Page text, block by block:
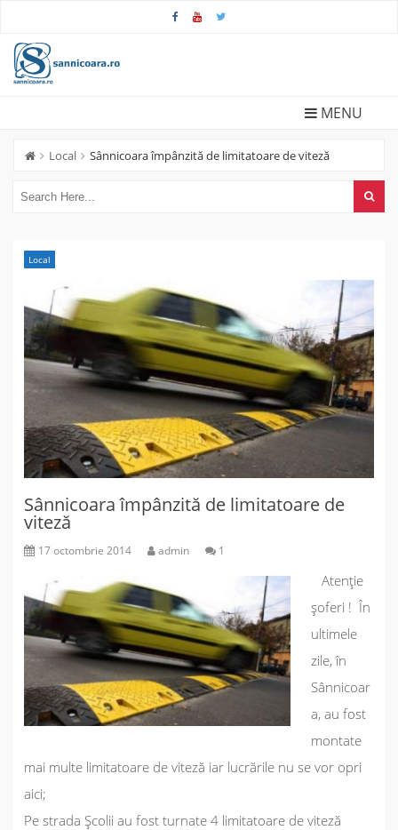
MENU
Local Sânnicoara împânzită de limitatoare de viteză
Local
Sânnicoara împânzită de limitatoare de
viteză
17 octombrie 2014 admin 1
Atenție
șoferi ! În
ultimele
zile, în
Sânnicoar
a, au fost
montate
mai multe limitatoare de viteză iar lucrările nu se vor opri
aici;
Pe strada Școlii au fost turnate 4 limitatoare de viteză